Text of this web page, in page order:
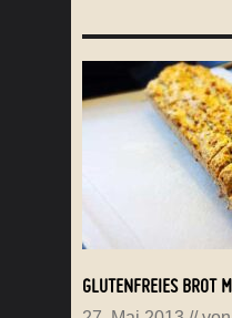
GLUTENFREIES BROT